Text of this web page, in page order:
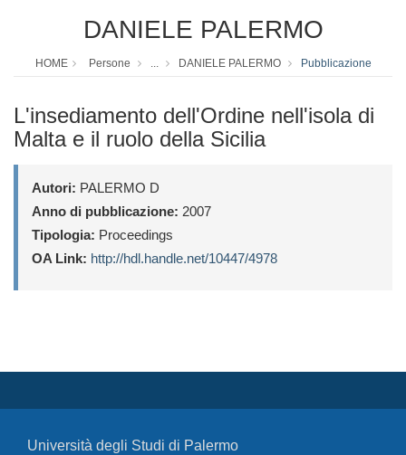
DANIELE PALERMO
HOME Persone ... DANIELE PALERMO Pubblicazione
L'insediamento dell'Ordine nell'isola di
Malta e il ruolo della Sicilia
Autori: PALERMO D
Anno di pubblicazione: 2007
Tipologia: Proceedings
OA Link: http://hdl.handle.net/10447/4978
Università degli Studi di Palermo